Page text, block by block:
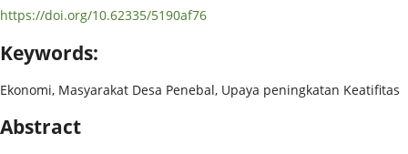
https://doi.org/10.62335/5190af76
Keywords:
Ekonomi, Masyarakat Desa Penebal, Upaya peningkatan Keatifitas
Abstract